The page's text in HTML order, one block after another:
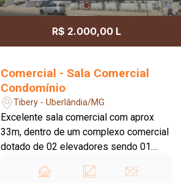
R$ 2.000,00 L
Comercial - Sala Comercial
Condomínio
Tibery - Uberlândia/MG
Excelente sala comercial com aprox
33m, dentro de um complexo comercial
dotado de 02 elevadores sendo 01
recepção, estacionamento rotativo.